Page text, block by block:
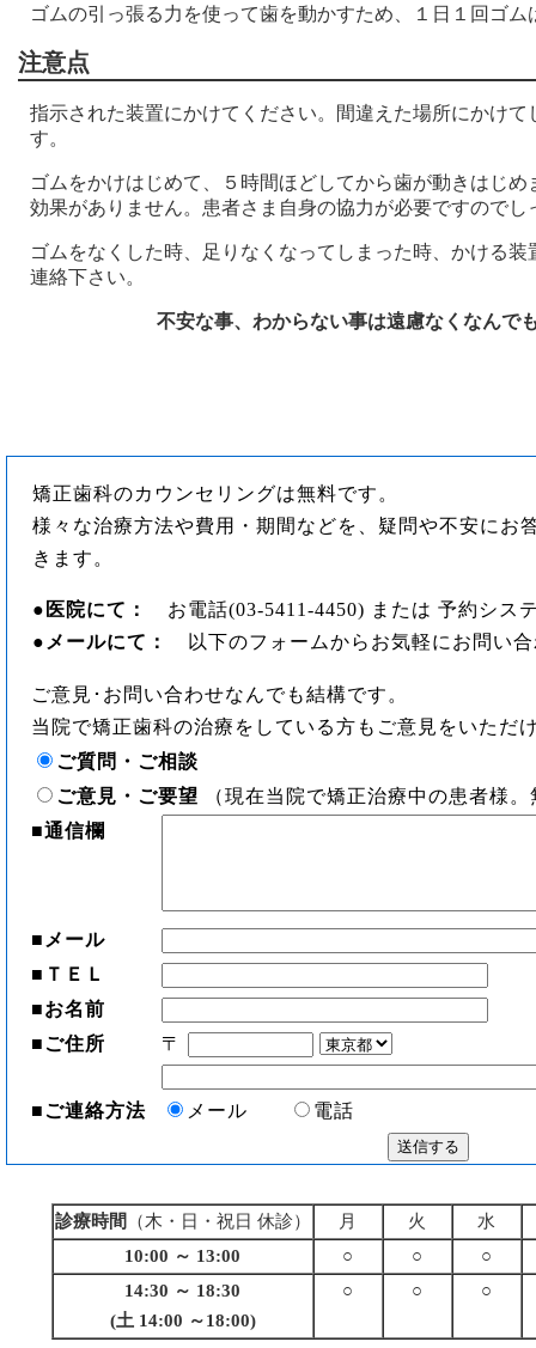
ゴムの引っ張る力を使って歯を動かすため、１日１回ゴム
注意点
指示された装置にかけてください。間違えた場所にかけ
す。
ゴムをかけはじめて、５時間ほどしてから歯が動きはじ
効果がありません。患者さま自身の協力が必要ですので
ゴムをなくした時、足りなくなってしまった時、かける
連絡下さい。
不安な事、わからない事は遠慮なくなんで
矯正歯科のカウンセリングは無料です。
様々な治療方法や費用・期間などを、疑問や不安にお
きます。
● 医院にて：
お電話(03-5411-4450) または 予約シス
● メールにて： 以下のフォームからお気軽にお問い
ご意見･お問い合わせなんでも結構です。
当院で矯正歯科の治療をしている方もご意見をいただ
ご質問・ご相談
ご意見・ご要望 （現在当院で矯正治療中の患者様
■通信欄
■ メール
■ ＴＥＬ
■お名前
■ご住所 〒
■ご連絡方法 メール 電話
診療時間 （木・日・祝日 休診） 月 火
水
10:00 ～ 13:00
○ ○
○
14:30 ～ 18:30
(土 14:00 ～18:00)
○ ○ ○